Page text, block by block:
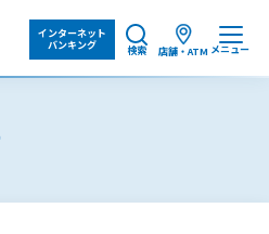
インターネット
バンキング
検索 店舗・ATM メニュー